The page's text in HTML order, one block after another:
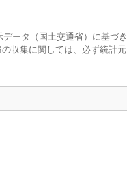
ータ（国土交通省）に基づき
収集に関しては、必ず統計元